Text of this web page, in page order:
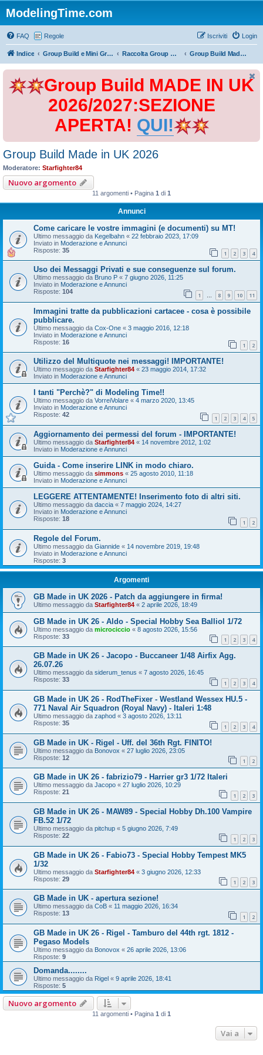
ModelingTime.com
FAQ Regole Login
Iscriviti
Indice Group Build e Mini Group Build Raccolta Group Build Group Build Made in UK 2026
Group Build MADE IN UK
2026/2027:SEZIONE
APERTA! QUI!
Group Build Made in UK 2026
Moderatore: Starfighter84
Nuovo argomento
11 argomenti • Pagina 1 di 1
Annunci
Come caricare le vostre immagini (e documenti) su MT!
Ultimo messaggio da Kegelbahn « 22 febbraio 2023, 17:09
Inviato in Moderazione e Annunci
Risposte: 35 1 2 3 4
Uso dei Messaggi Privati e sue conseguenze sul forum.
Ultimo messaggio da Bruno P « 7 giugno 2026, 11:25
Inviato in Moderazione e Annunci
Risposte: 104 1 … 8 9 10 11
Immagini tratte da pubblicazioni cartacee - cosa è possibile
pubblicare.
Ultimo messaggio da Cox-One « 3 maggio 2016, 12:18
Inviato in Moderazione e Annunci
Risposte: 16 1 2
Utilizzo del Multiquote nei messaggi! IMPORTANTE!
Ultimo messaggio da Starfighter84 « 23 maggio 2014, 17:32
Inviato in Moderazione e Annunci
I tanti "Perchè?" di Modeling Time!!
Ultimo messaggio da VorreiVolare « 4 marzo 2020, 13:45
Inviato in Moderazione e Annunci
Risposte: 42 1 2 3 4 5
Aggiornamento dei permessi del forum - IMPORTANTE!
Ultimo messaggio da Starfighter84 « 14 novembre 2012, 1:02
Inviato in Moderazione e Annunci
Guida - Come inserire LINK in modo chiaro.
Ultimo messaggio da simmons « 25 agosto 2010, 11:18
Inviato in Moderazione e Annunci
LEGGERE ATTENTAMENTE! Inserimento foto di altri siti.
Ultimo messaggio da daccia « 7 maggio 2024, 14:27
Inviato in Moderazione e Annunci
Risposte: 18 1 2
Regole del Forum.
Ultimo messaggio da Giannide « 14 novembre 2019, 19:48
Inviato in Moderazione e Annunci
Risposte: 3
Argomenti
GB Made in UK 2026 - Patch da aggiungere in firma!
Ultimo messaggio da Starfighter84 « 2 aprile 2026, 18:49
GB Made in UK 26 - Aldo - Special Hobby Sea Balliol 1/72
Ultimo messaggio da microciccio « 8 agosto 2026, 15:56
Risposte: 33 1 2 3 4
GB Made in UK 26 - Jacopo - Buccaneer 1/48 Airfix Agg.
26.07.26
Ultimo messaggio da siderum_tenus « 7 agosto 2026, 16:45
Risposte: 33 1 2 3 4
GB Made in UK 26 - RodTheFixer - Westland Wessex HU.5 -
771 Naval Air Squadron (Royal Navy) - Italeri 1:48
Ultimo messaggio da zaphod « 3 agosto 2026, 13:11
Risposte: 35 1 2 3 4
GB Made in UK - Rigel - Uff. del 36th Rgt. FINITO!
Ultimo messaggio da Bonovox « 27 luglio 2026, 23:05
Risposte: 12 1 2
GB Made in UK 26 - fabrizio79 - Harrier gr3 1/72 Italeri
Ultimo messaggio da Jacopo « 27 luglio 2026, 10:29
Risposte: 21 1 2 3
GB Made in UK 26 - MAW89 - Special Hobby Dh.100 Vampire
FB.52 1/72
Ultimo messaggio da pitchup « 5 giugno 2026, 7:49
Risposte: 22 1 2 3
GB Made in UK 26 - Fabio73 - Special Hobby Tempest MK5
1/32
Ultimo messaggio da Starfighter84 « 3 giugno 2026, 12:33
Risposte: 29 1 2 3
GB Made in UK - apertura sezione!
Ultimo messaggio da CoB « 11 maggio 2026, 16:34
Risposte: 13 1 2
GB Made in UK 26 - Rigel - Tamburo del 44th rgt. 1812 -
Pegaso Models
Ultimo messaggio da Bonovox « 26 aprile 2026, 13:06
Risposte: 9
Domanda........
Ultimo messaggio da Rigel « 9 aprile 2026, 18:41
Risposte: 5
Nuovo argomento
11 argomenti • Pagina 1 di 1
Vai a